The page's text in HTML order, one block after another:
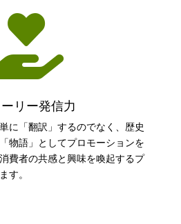
リー発信力
に「翻訳」するのでなく、歴史
物語」としてプロモーションを
費者の共感と興味を喚起するプ
す。